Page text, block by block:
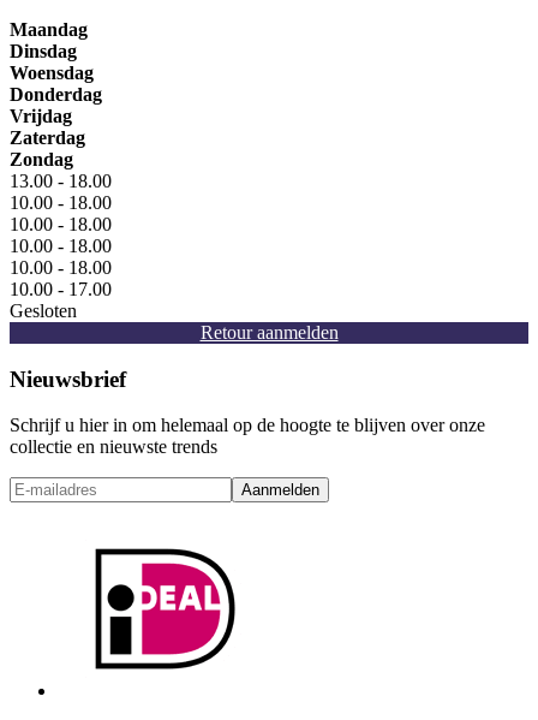
Maandag
Dinsdag
Woensdag
Donderdag
Vrijdag
Zaterdag
Zondag
13.00 - 18.00
10.00 - 18.00
10.00 - 18.00
10.00 - 18.00
10.00 - 18.00
10.00 - 17.00
Gesloten
Retour aanmelden
Nieuwsbrief
Schrijf u hier in om helemaal op de hoogte te blijven over onze
collectie en nieuwste trends
Aanmelden